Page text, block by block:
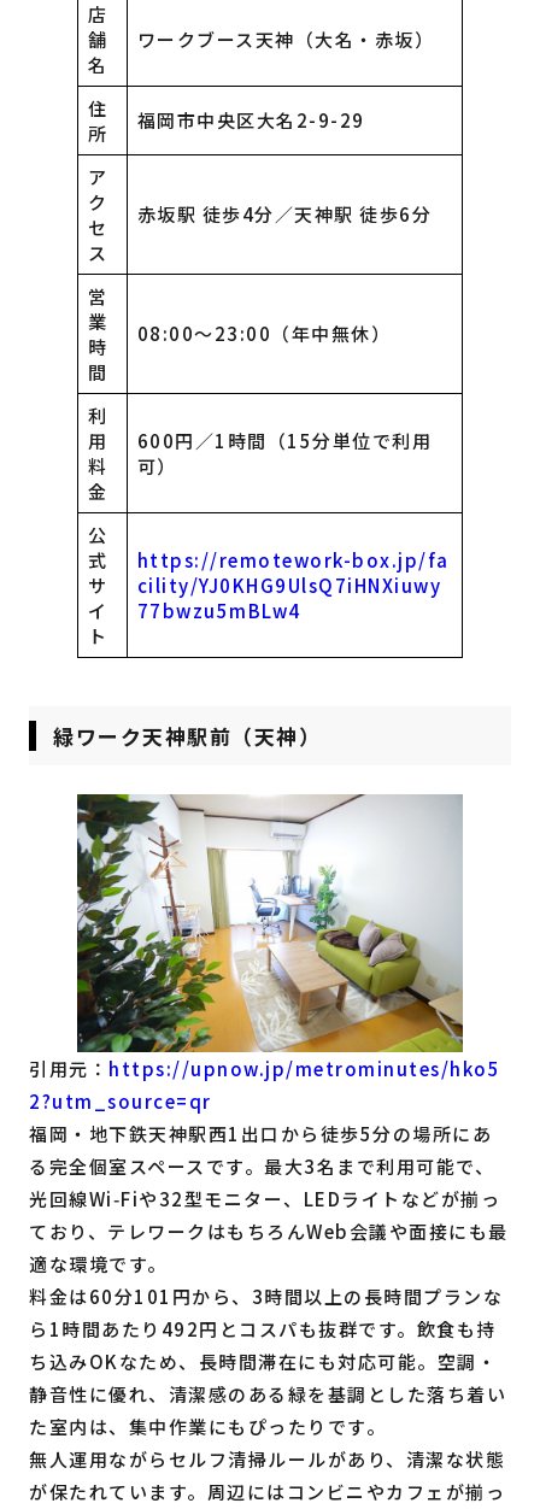
店
舗
名
ワークブース天神（大名・赤坂）
住
所
福岡市中央区大名2-9-29
ア
ク
セ
ス
赤坂駅 徒歩4分／天神駅 徒歩6分
営
業
時
間
08:00〜23:00（年中無休）
利
用
料
金
600円／1時間（15分単位で利用
可）
公
式
サ
イ
ト
https://remotework-box.jp/fa
cility/YJ0KHG9UlsQ7iHNXiuwy
77bwzu5mBLw4
緑ワーク天神駅前（天神）
引用元： https://upnow.jp/metrominutes/hko5
2?utm_source=qr
福岡・地下鉄天神駅西1出口から徒歩5分の場所にあ
る完全個室スペースです。最大3名まで利用可能で、
光回線Wi‑Fiや32型モニター、LEDライトなどが揃っ
ており、テレワークはもちろんWeb会議や面接にも最
適な環境です。
料金は60分101円から、3時間以上の長時間プランな
ら1時間あたり492円とコスパも抜群です。飲食も持
ち込みOKなため、長時間滞在にも対応可能。空調・
静音性に優れ、清潔感のある緑を基調とした落ち着い
た室内は、集中作業にもぴったりです。
無人運用ながらセルフ清掃ルールがあり、清潔な状態
が保たれています。周辺にはコンビニやカフェが揃っ